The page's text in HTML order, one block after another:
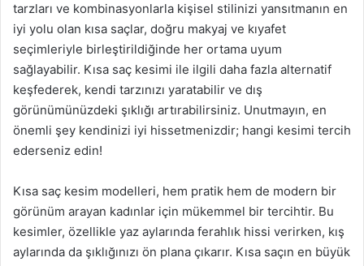
tarzları ve kombinasyonlarla kişisel stilinizi yansıtmanın en
iyi yolu olan kısa saçlar, doğru makyaj ve kıyafet
seçimleriyle birleştirildiğinde her ortama uyum
sağlayabilir. Kısa saç kesimi ile ilgili daha fazla alternatif
keşfederek, kendi tarzınızı yaratabilir ve dış
görünümünüzdeki şıklığı artırabilirsiniz. Unutmayın, en
önemli şey kendinizi iyi hissetmenizdir; hangi kesimi tercih
ederseniz edin!
Kısa saç kesim modelleri, hem pratik hem de modern bir
görünüm arayan kadınlar için mükemmel bir tercihtir. Bu
kesimler, özellikle yaz aylarında ferahlık hissi verirken, kış
aylarında da şıklığınızı ön plana çıkarır. Kısa saçın en büyük